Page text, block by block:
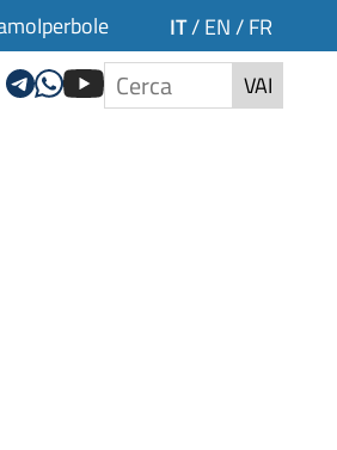
Iperbole IT/ EN / FR
VAI